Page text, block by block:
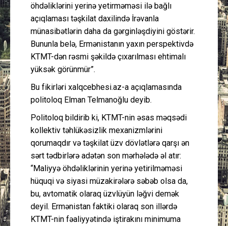
Peşə etikası
Əlaqə
öhdəliklərini yerinə yetirməməsi ilə bağlı
açıqlaması təşkilat daxilində İrəvanla
münasibətlərin daha da gərginləşdiyini göstərir.
Bununla belə, Ermənistanın yaxın perspektivdə
KTMT-dən rəsmi şəkildə çıxarılması ehtimalı
yüksək görünmür”.
Bu fikirləri xalqcebhesi.az-a açıqlamasında
politoloq Elman Telmanoğlu deyib.
Politoloq bildirib ki, KTMT-nin əsas məqsədi
kollektiv təhlükəsizlik mexanizmlərini
qorumaqdır və təşkilat üzv dövlətlərə qarşı ən
sərt tədbirlərə adətən son mərhələdə əl atır:
“Maliyyə öhdəliklərinin yerinə yetirilməməsi
hüquqi və siyasi müzakirələrə səbəb olsa da,
bu, avtomatik olaraq üzvlüyün ləğvi demək
deyil. Ermənistan faktiki olaraq son illərdə
KTMT-nin fəaliyyətində iştirakını minimuma